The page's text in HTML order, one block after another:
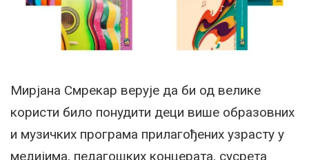
Мирјана Смрекар верује да би од велике
користи било понудити деци више образовних
и музичких програма прилагођених узрасту у
медијима, педагошких концерата, сусрета